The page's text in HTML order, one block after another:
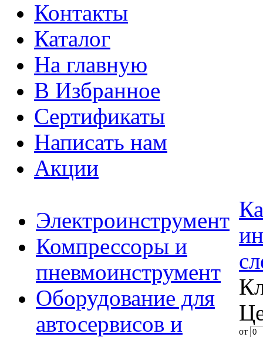
Контакты
Каталог
На главную
В Избранное
Сертификаты
Написать нам
Акции
Электроинструмент
Компрессоры и
пневмоинструмент
Оборудование для
автосервисов и
от